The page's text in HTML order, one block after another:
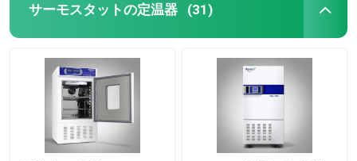
サーモスタットの定温器 (31)